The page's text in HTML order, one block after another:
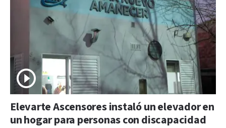
Elevarte Ascensores instaló un elevador en
un hogar para personas con discapacidad